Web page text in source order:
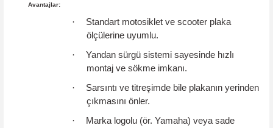
Avantajlar:
·
Standart motosiklet ve scooter plaka
ölçülerine uyumlu.
·
Yandan sürgü sistemi sayesinde hızlı
montaj ve sökme imkanı.
·
Sarsıntı ve titreşimde bile plakanın yerinden
çıkmasını önler.
·
Marka logolu (ör. Yamaha) veya sade